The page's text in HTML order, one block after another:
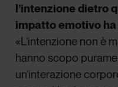
l’intenzione dietro
impatto emotivo
«L’intenzione non è
hanno scopo
un’interazione